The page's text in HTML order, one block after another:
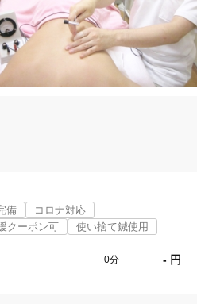
備
コロナ対応
クーポン可 使い捨て鍼使用
0分 - 円